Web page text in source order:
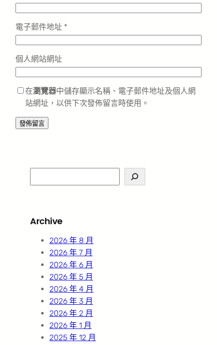
電子郵件地址 *
個人網站網址
在瀏覽器中儲存顯示名稱、電子郵件地址及個人網
站網址，以供下次發佈留言時使用。
e
c
Archive
2026 年 8 月
2026 年 7 月
2026 年 6 月
2026 年 5 月
2026 年 4 月
2026 年 3 月
2026 年 2 月
2026 年 1 月
2025 年 12 月